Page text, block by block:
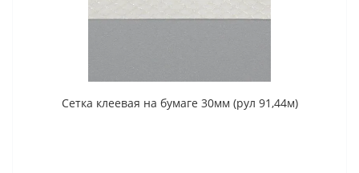
Сетка клеевая на бумаге 30мм (рул 91,44м)